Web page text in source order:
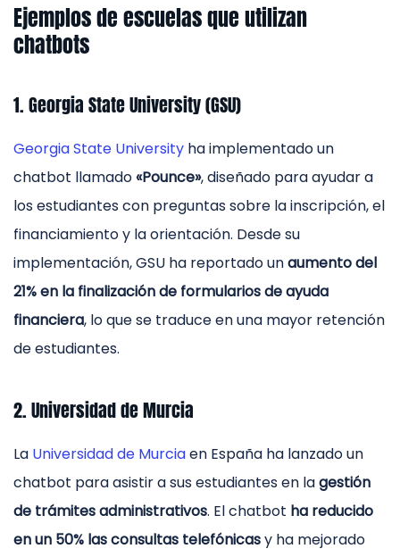
Ejemplos de escuelas que utilizan
chatbots
1. Georgia State University (GSU)
Georgia State University ha implementado un
chatbot llamado«Pounce», diseñado para ayudar a
los estudiantes con preguntas sobre la inscripción, el
financiamiento y la orientación. Desde su
implementación, GSU ha reportado unaumento del
21% en la finalización de formularios de ayuda
financiera, lo que se traduce en una mayor retención
de estudiantes.
2. Universidad de Murcia
La Universidad de Murciaen España ha lanzado un
chatbot para asistir a sus estudiantes en lagestión
de trámites administrativos. El chatbot ha reducido
en un 50% las consultas telefónicasy ha mejorado